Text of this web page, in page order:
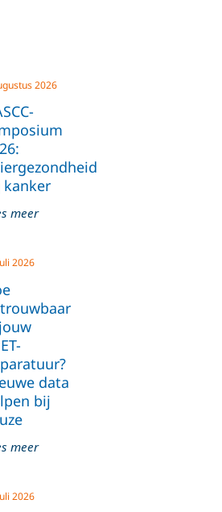
kanker
2026
meer
data
bij
2026
meer
2026